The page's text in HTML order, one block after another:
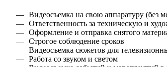
Видеосъемка на свою аппаратуру (без
Ответственность за техническую и
Оформление и отправка снятого
Строгое соблюдение сроков
Видеосъемка сюжетов для
Работа со звуком и светом